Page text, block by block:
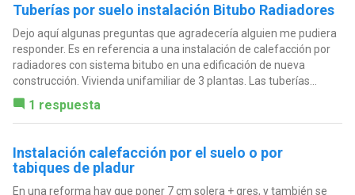
Tuberías por suelo instalación Bitubo Radiadores
Dejo aquí algunas preguntas que agradecería alguien me pudiera
responder. Es en referencia a una instalación de calefacción por
radiadores con sistema bitubo en una edificación de nueva
construcción. Vivienda unifamiliar de 3 plantas. Las tuberías...
1 respuesta
Instalación calefacción por el suelo o por
tabiques de pladur
En una reforma hay que poner 7 cm solera + gres, y también se